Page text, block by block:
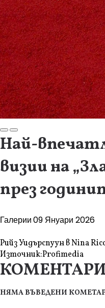
Най-
визии на
през
Галерии09 Януари 2026
Рийз Уидърспуун в Nina
Източник:Profimedia
КОМЕНТАРИ
НЯМА ВЪВЕДЕНИ